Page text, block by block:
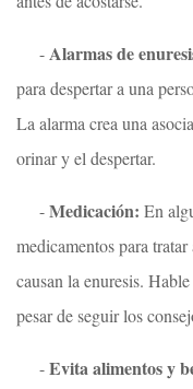
-Alarmas de
para despertar a una
La alarma crea una
orinar y el despertar.
-Medicación: En
medicamentos para
causan la enuresis.
pesar de seguir los
-Evita alimentos y